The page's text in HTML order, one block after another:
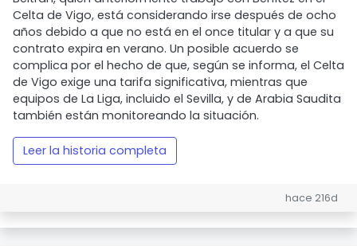
Celta de Vigo, está considerando irse después de ocho
años debido a que no está en el once titular y a que su
contrato expira en verano. Un posible acuerdo se
complica por el hecho de que, según se informa, el Celta
de Vigo exige una tarifa significativa, mientras que
equipos de La Liga, incluido el Sevilla, y de Arabia Saudita
también están monitoreando la situación.
Leer la historia completa
hace 216d